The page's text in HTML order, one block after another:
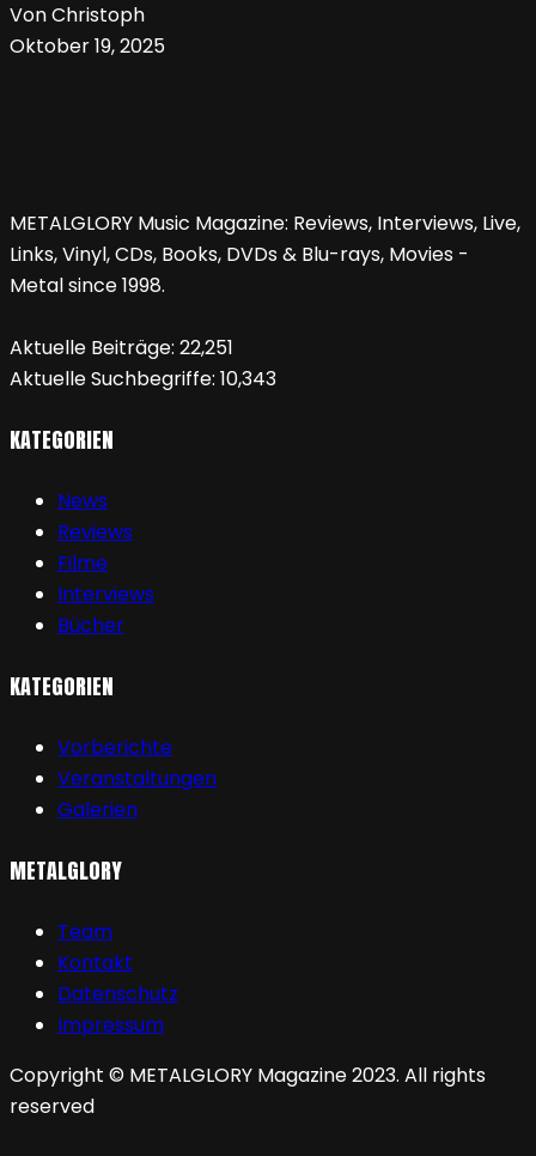
Von Christoph
Oktober 19, 2025
METALGLORY Music Magazine: Reviews, Interviews, Live,
Links, Vinyl, CDs, Books, DVDs & Blu-rays, Movies -
Metal since 1998.
Aktuelle Beiträge: 22,251
Aktuelle Suchbegriffe: 10,343
KATEGORIEN
News
Reviews
Filme
Interviews
Bücher
KATEGORIEN
Vorberichte
Veranstaltungen
Galerien
METALGLORY
Team
Kontakt
Datenschutz
Impressum
Copyright © METALGLORY Magazine 2023. All rights
reserved